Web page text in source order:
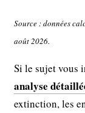
Source : données
août 2026.
Si le sujet vous
analyse
extinction, les